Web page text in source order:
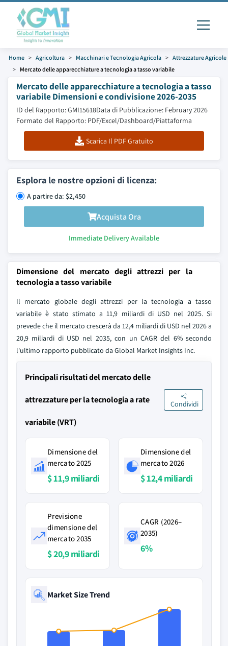
Home Agricoltura Macchinari e Tecnologia Agricola
Attrezzature Agricole
Mercato delle apparecchiature a tecnologia a tasso variabile
Mercato delle apparecchiature a tecnologia a tasso
variabile Dimensioni e condivisione 2026-2035
ID del Rapporto: GMI15618Data di Pubblicazione: February 2026
Formato del Rapporto: PDF/Excel/Dashboard/Piattaforma
Scarica Il PDF Gratuito
Esplora le nostre opzioni di licenza:
A partire da: $2,450
Acquista Ora
Immediate Delivery Available
Dimensione del mercato degli attrezzi per la
tecnologia a tasso variabile
Il mercato globale degli attrezzi per la tecnologia a tasso
variabile è stato stimato a 11,9 miliardi di USD nel 2025. Si
prevede che il mercato crescerà da 12,4 miliardi di USD nel 2026 a
20,9 miliardi di USD nel 2035, con un CAGR del 6% secondo
l'ultimo rapporto pubblicato da Global Market Insights Inc.
Principali risultati del mercato delle
attrezzature per la tecnologia a rate
variabile (VRT)
Condividi
Dimensione del
mercato 2025
$ 11,9 miliardi
Dimensione del
mercato 2026
$ 12,4 miliardi
Previsione
dimensione del
mercato 2035
$ 20,9 miliardi
CAGR (2026–
2035)
6%
Market Size Trend